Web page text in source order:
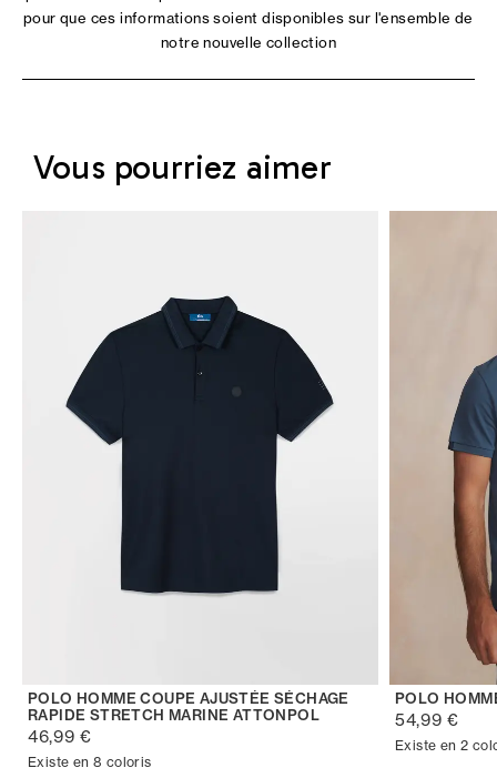
pour que ces informations soient disponibles sur l'ensemble de
notre nouvelle collection
Vous pourriez aimer
POLO HOMME COUPE AJUSTÉE SÉCHAGE
RAPIDE STRETCH MARINE ATTONPOL
46,99 €
Existe en 8 coloris
POLO
54,99 €
Existe en 2